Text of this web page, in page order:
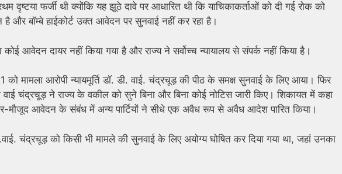
दृष्टया फर्जी थी क्योंकि यह झूठे दावे पर आधारित थी कि याचिकाकर्ताओं को दी गई रोक को
और बॉम्बे हाईकोर्ट उक्त आवेदन पर सुनवाई नहीं कर रहा है।
कोई आवेदन दायर नहीं किया गया है और राज्य ने सर्वोच्च न्यायालय से संपर्क नहीं किया है।
को मामला आरोपी न्यायमूर्ति डॉ. डी. वाई. चंद्रचूड़ की पीठ के समक्ष सुनवाई के लिए आया। फिर
वाई चंद्रचूड़ ने राज्य के वकील को सुने बिना और बिना कोई नोटिस जारी किए। शिकायत में कहा
मौजूद आवेदन के संबंध में अन्य पार्टियों ने सीधे एक अवैध रूप से अवैध आदेश पारित किया।
चंद्रचूड़ को किसी भी मामले की सुनवाई के लिए अयोग्य घोषित कर दिया गया था, जहां उनका